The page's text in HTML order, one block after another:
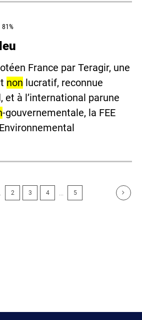
81%
France par Teragir, une
non lucratif, reconnue
et à l’international parune
-gouvernementale, la FEE
2 3 4 5